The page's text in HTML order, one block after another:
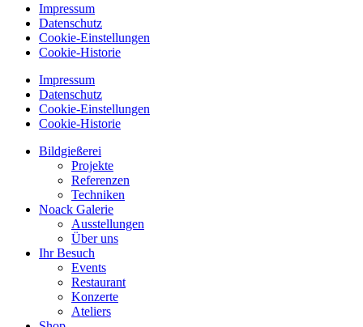
Impressum
Datenschutz
Cookie-Einstellungen
Cookie-Historie
Impressum
Datenschutz
Cookie-Einstellungen
Cookie-Historie
Bildgießerei
Projekte
Referenzen
Techniken
Noack Galerie
Ausstellungen
Über uns
Ihr Besuch
Events
Restaurant
Konzerte
Ateliers